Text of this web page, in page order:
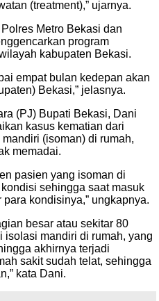
(treatment),” ujarnya.
Metro Bekasi dan
program
kabupaten Bekasi.
empat bulan kedepan akan
Bekasi,” jelasnya.
(PJ) Bupati Bekasi, Dani
kasus kematian dari
(isoman) di rumah,
memadai.
pasien yang isoman di
sehingga saat masuk
kondisinya,” ungkapnya.
besar atau sekitar 80
mandiri di rumah, yang
akhirnya terjadi
sakit sudah telat, sehingga
kata Dani.